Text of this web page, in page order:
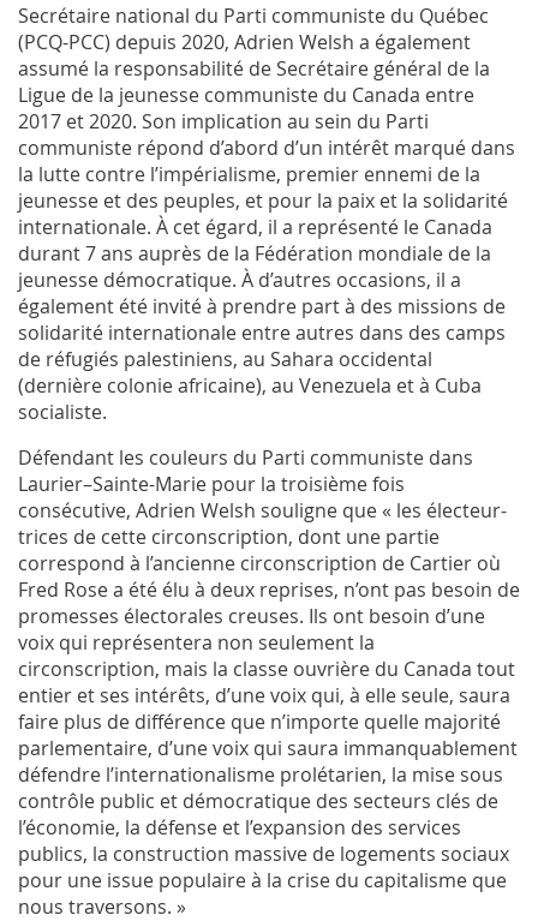
Secrétaire national du Parti communiste du Québec
(PCQ-PCC) depuis 2020, Adrien Welsh a également
assumé la responsabilité de Secrétaire général de la
Ligue de la jeunesse communiste du Canada entre
2017 et 2020. Son implication au sein du Parti
communiste répond d’abord d’un intérêt marqué dans
la lutte contre l’impérialisme, premier ennemi de la
jeunesse et des peuples, et pour la paix et la solidarité
internationale. À cet égard, il a représenté le Canada
durant 7 ans auprès de la Fédération mondiale de la
jeunesse démocratique. À d’autres occasions, il a
également été invité à prendre part à des missions de
solidarité internationale entre autres dans des camps
de réfugiés palestiniens, au Sahara occidental
(dernière colonie africaine), au Venezuela et à Cuba
socialiste.
Défendant les couleurs du Parti communiste dans
Laurier–Sainte-Marie pour la troisième fois
consécutive, Adrien Welsh souligne que « les électeur-
trices de cette circonscription, dont une partie
correspond à l’ancienne circonscription de Cartier où
Fred Rose a été élu à deux reprises, n’ont pas besoin de
promesses électorales creuses. Ils ont besoin d’une
voix qui représentera non seulement la
circonscription, mais la classe ouvrière du Canada tout
entier et ses intérêts, d’une voix qui, à elle seule, saura
faire plus de différence que n’importe quelle majorité
parlementaire, d’une voix qui saura immanquablement
défendre l’internationalisme prolétarien, la mise sous
contrôle public et démocratique des secteurs clés de
l’économie, la défense et l’expansion des services
publics, la construction massive de logements sociaux
pour une issue populaire à la crise du capitalisme que
nous traversons. »